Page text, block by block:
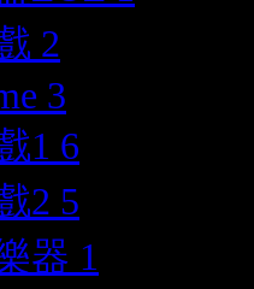
2
3
1 6
2 5
器 1